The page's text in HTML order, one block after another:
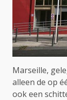
Marseille,
alleen de op
ook een